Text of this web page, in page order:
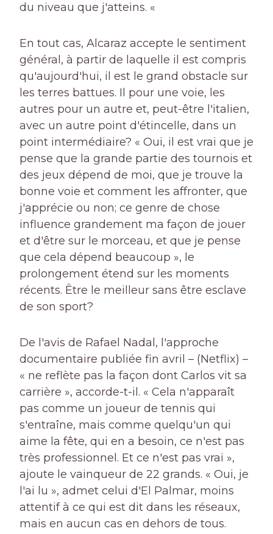
du niveau que j'atteins. «
En tout cas, Alcaraz accepte le sentiment
général, à partir de laquelle il est compris
qu'aujourd'hui, il est le grand obstacle sur
les terres battues. Il pour une voie, les
autres pour un autre et, peut-être l'italien,
avec un autre point d'étincelle, dans un
point intermédiaire? « Oui, il est vrai que je
pense que la grande partie des tournois et
des jeux dépend de moi, que je trouve la
bonne voie et comment les affronter, que
j'apprécie ou non; ce genre de chose
influence grandement ma façon de jouer
et d'être sur le morceau, et que je pense
que cela dépend beaucoup », le
prolongement étend sur les moments
récents. Être le meilleur sans être esclave
de son sport?
De l'avis de Rafael Nadal, l'approche
documentaire publiée fin avril – (Netflix) –
« ne reflète pas la façon dont Carlos vit sa
carrière », accorde-t-il. « Cela n'apparaît
pas comme un joueur de tennis qui
s'entraîne, mais comme quelqu'un qui
aime la fête, qui en a besoin, ce n'est pas
très professionnel. Et ce n'est pas vrai »,
ajoute le vainqueur de 22 grands. « Oui, je
l'ai lu », admet celui d'El Palmar, moins
attentif à ce qui est dit dans les réseaux,
mais en aucun cas en dehors de tous.